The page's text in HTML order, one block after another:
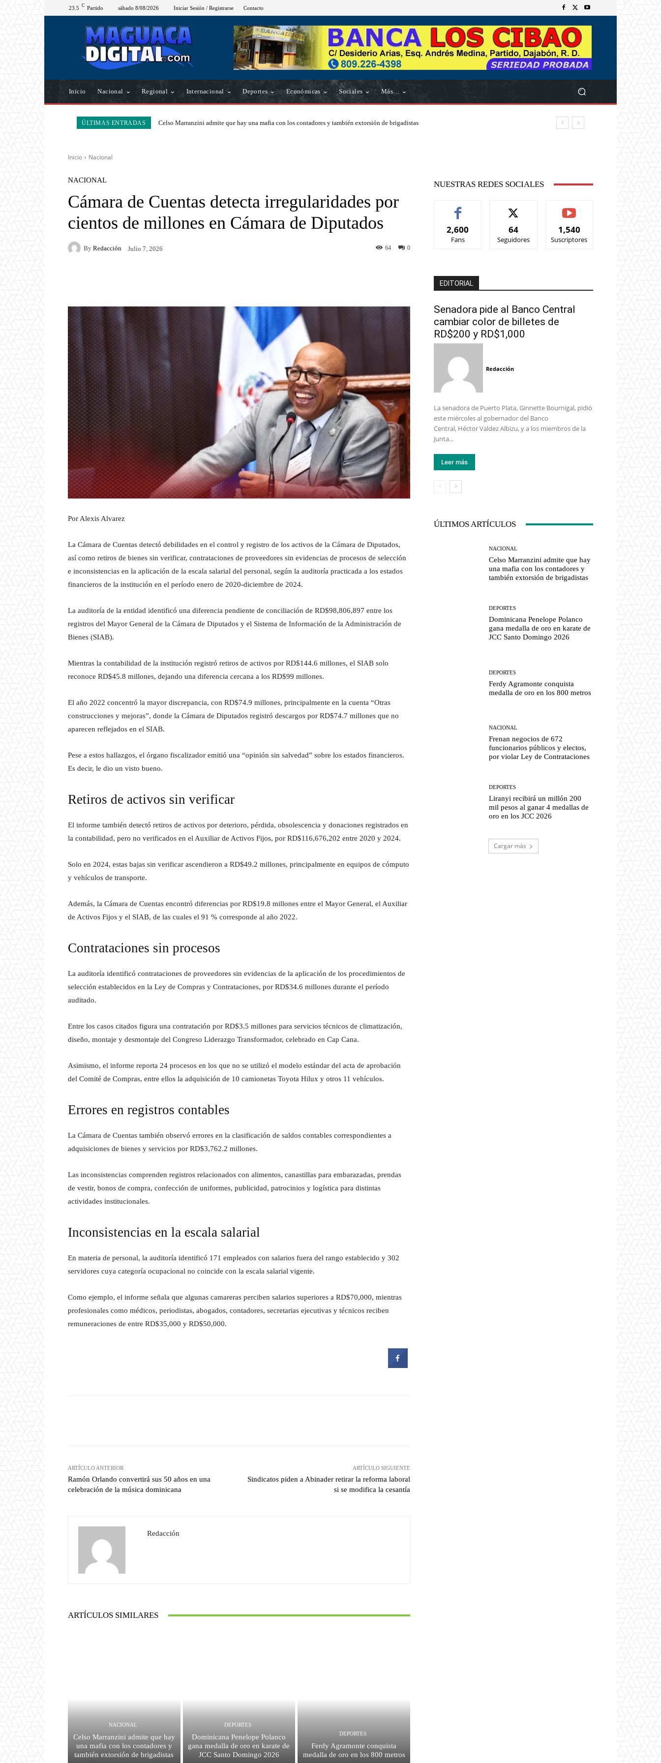
23.5 C Partido sábado 8/08/2026 Iniciar Sesión / Registrarse Contacto
Inicio Nacional Regional Internacional Deportes Económicas Sociales Más…
ÚLTIMAS ENTRADAS Celso Marranzini admite que hay una mafia con los contadores y también extorsión de brigadistas
Inicio Nacional
NACIONAL
Cámara de Cuentas detecta irregularidades por
cientos de millones en Cámara de Diputados
By Redacción Julio 7, 2026 0
64
Por Alexis Alvarez
La Cámara de Cuentas detectó debilidades en el control y registro de los activos de la Cámara de Diputados,
así como retiros de bienes sin verificar, contrataciones de proveedores sin evidencias de procesos de selección
e inconsistencias en la aplicación de la escala salarial del personal, según la auditoría practicada a los estados
financieros de la institución en el período enero de 2020-diciembre de 2024.
La auditoría de la entidad identificó una diferencia pendiente de conciliación de RD$98,806,897 entre los
registros del Mayor General de la Cámara de Diputados y el Sistema de Información de la Administración de
Bienes (SIAB).
Mientras la contabilidad de la institución registró retiros de activos por RD$144.6 millones, el SIAB solo
reconoce RD$45.8 millones, dejando una diferencia cercana a los RD$99 millones.
El año 2022 concentró la mayor discrepancia, con RD$74.9 millones, principalmente en la cuenta “Otras
construcciones y mejoras”, donde la Cámara de Diputados registró descargos por RD$74.7 millones que no
aparecen reflejados en el SIAB.
Pese a estos hallazgos, el órgano fiscalizador emitió una “opinión sin salvedad” sobre los estados financieros.
Es decir, le dio un visto bueno.
Retiros de activos sin verificar
El informe también detectó retiros de activos por deterioro, pérdida, obsolescencia y donaciones registrados en
la contabilidad, pero no verificados en el Auxiliar de Activos Fijos, por RD$116,676,202 entre 2020 y 2024.
Solo en 2024, estas bajas sin verificar ascendieron a RD$49.2 millones, principalmente en equipos de cómputo
y vehículos de transporte.
Además, la Cámara de Cuentas encontró diferencias por RD$19.8 millones entre el Mayor General, el Auxiliar
de Activos Fijos y el SIAB, de las cuales el 91 % corresponde al año 2022.
Contrataciones sin procesos
La auditoría identificó contrataciones de proveedores sin evidencias de la aplicación de los procedimientos de
selección establecidos en la Ley de Compras y Contrataciones, por RD$34.6 millones durante el período
auditado.
Entre los casos citados figura una contratación por RD$3.5 millones para servicios técnicos de climatización,
diseño, montaje y desmontaje del Congreso Liderazgo Transformador, celebrado en Cap Cana.
Asimismo, el informe reporta 24 procesos en los que no se utilizó el modelo estándar del acta de aprobación
del Comité de Compras, entre ellos la adquisición de 10 camionetas Toyota Hilux y otros 11 vehículos.
Errores en registros contables
La Cámara de Cuentas también observó errores en la clasificación de saldos contables correspondientes a
adquisiciones de bienes y servicios por RD$3,762.2 millones.
Las inconsistencias comprenden registros relacionados con alimentos, canastillas para embarazadas, prendas
de vestir, bonos de compra, confección de uniformes, publicidad, patrocinios y logística para distintas
actividades institucionales.
Inconsistencias en la escala salarial
En materia de personal, la auditoría identificó 171 empleados con salarios fuera del rango establecido y 302
servidores cuya categoría ocupacional no coincide con la escala salarial vigente.
Como ejemplo, el informe señala que algunas camareras perciben salarios superiores a RD$70,000, mientras
profesionales como médicos, periodistas, abogados, contadores, secretarias ejecutivas y técnicos reciben
remuneraciones de entre RD$35,000 y RD$50,000.
ARTÍCULO ANTERIOR
Ramón Orlando convertirá sus 50 años en una
celebración de la música dominicana
ARTÍCULO SIGUIENTE
Sindicatos piden a Abinader retirar la reforma laboral
si se modifica la cesantía
Redacción
ARTÍCULOS SIMILARES
NACIONAL
Celso Marranzini admite que hay
una mafia con los contadores y
también extorsión de brigadistas
DEPORTES
Dominicana Penelope Polanco
gana medalla de oro en karate de
JCC Santo Domingo 2026
DEPORTES
Ferdy Agramonte conquista
medalla de oro en los 800 metros
NUESTRAS REDES SOCIALES
2,600
Fans
64
Seguidores
1,540
Suscriptores
EDITORIAL
Senadora pide al Banco Central
cambiar color de billetes de
RD$200 y RD$1,000
Redacción
La senadora de Puerto Plata, Ginnette Bournigal, pidió
este miércoles al gobernador del Banco
Central, Héctor Valdez Albizu, y a los miembros de la
Junta...
Leer más
ÚLTIMOS ARTÍCULOS
NACIONAL
Celso Marranzini admite que hay
una mafia con los contadores y
también extorsión de brigadistas
DEPORTES
Dominicana Penelope Polanco
gana medalla de oro en karate de
JCC Santo Domingo 2026
DEPORTES
Ferdy Agramonte conquista
medalla de oro en los 800 metros
NACIONAL
Frenan negocios de 672
funcionarios públicos y electos,
por violar Ley de Contrataciones
DEPORTES
Liranyi recibirá un millón 200
mil pesos al ganar 4 medallas de
oro en los JCC 2026
Cargar más